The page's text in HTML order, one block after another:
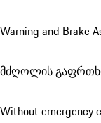
Warning and Brake
მძღოლის
Without emergency